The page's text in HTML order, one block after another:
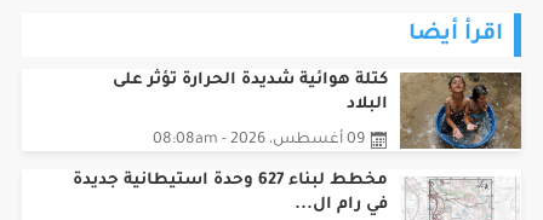
البلاد
09 أغسطس، 2026 - 08:08am
في رام ال...
08 أغسطس، 2026 - 10:08pm